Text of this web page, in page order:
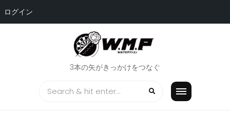
ログイン
3本の矢がきっかけをつなぐ